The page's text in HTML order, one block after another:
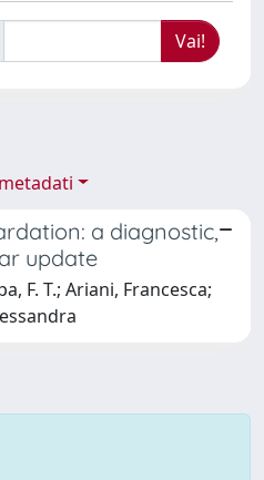
a diagnostic,
update
F. T.; Ariani, Francesca;